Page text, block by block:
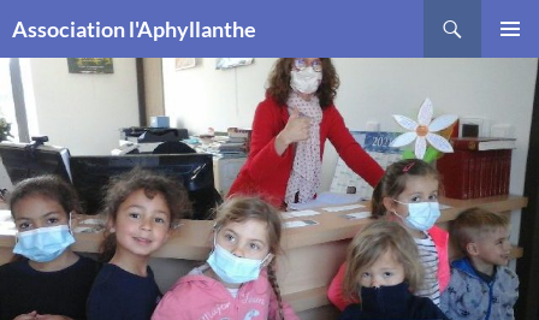
Association l'Aphyllanthe
AU
CONTENU